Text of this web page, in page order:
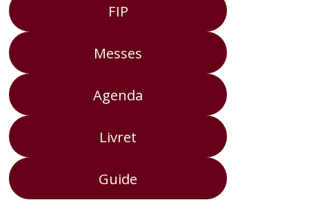
FIP
Messes
Agenda
Livret
Guide